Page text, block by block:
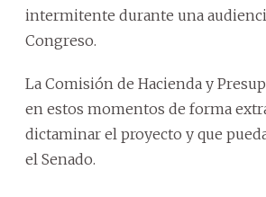
intermitente durante una
Congreso.
La Comisión de Hacienda y
en estos momentos de forma
dictaminar el proyecto y que
el Senado.